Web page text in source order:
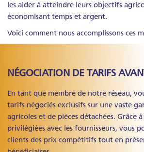
les aider à atteindre leurs objectifs
économisant temps et argent.
Voici comment nous accomplissons ces
NÉGOCIATION DE TARIFS
En tant que membre de notre réseau,
tarifs négociés exclusifs sur une vaste
agricoles et de pièces détachées. Grâce
privilégiées avec les fournisseurs, vous
clients des prix compétitifs tout en